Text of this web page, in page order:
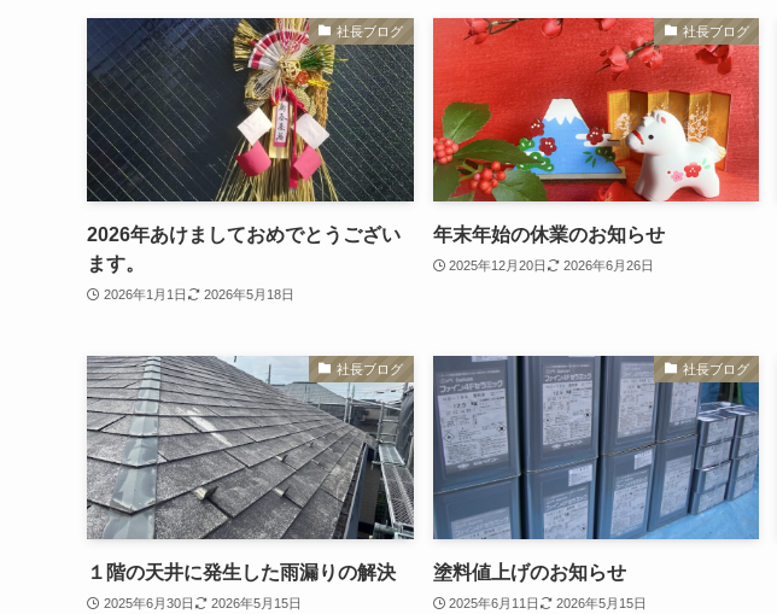
社長ブログ
2026年あけましておめでとうござい
ます。
2026年1月1日 2026年5月18日
社長ブログ
年末年始の休業のお知らせ
2025年12月20日 2026年6月26日
社長ブログ
１階の天井に発生した雨漏りの解決
2025年6月30日 2026年5月15日
社長ブログ
塗料値上げのお知らせ
2025年6月11日 2026年5月15日